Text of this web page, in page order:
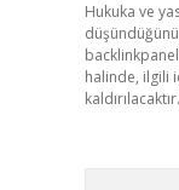
Hukuka ve
halinde, ilgili
kaldırılacaktır.